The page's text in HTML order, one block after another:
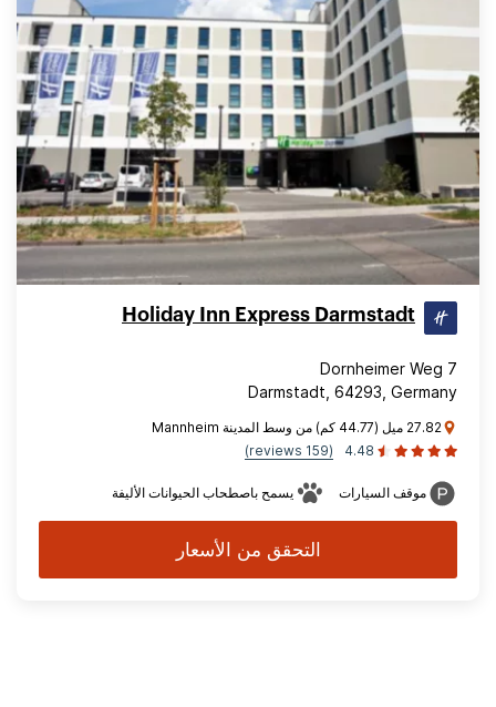
Holiday Inn Express Darmstadt
Dornheimer Weg 7
Darmstadt, 64293, Germany
27.82 ميل (44.77 كم) من وسط المدينة Mannheim
4.48
(159 reviews)
موقف السيارات يسمح باصطحاب الحيوانات الأليفة
التحقق من الأسعار